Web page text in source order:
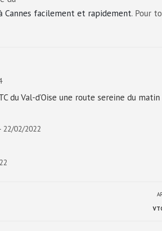
Cannes facilement et rapidement. Pour
du Val-d’Oise une route sereine du matin
22/02/2022